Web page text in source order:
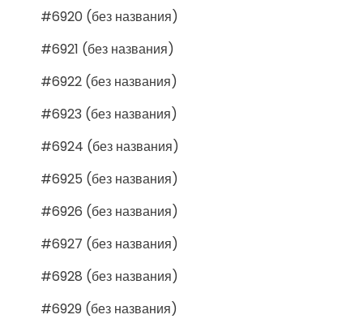
#6920 (без названия)
#6921 (без названия)
#6922 (без названия)
#6923 (без названия)
#6924 (без названия)
#6925 (без названия)
#6926 (без названия)
#6927 (без названия)
#6928 (без названия)
#6929 (без названия)